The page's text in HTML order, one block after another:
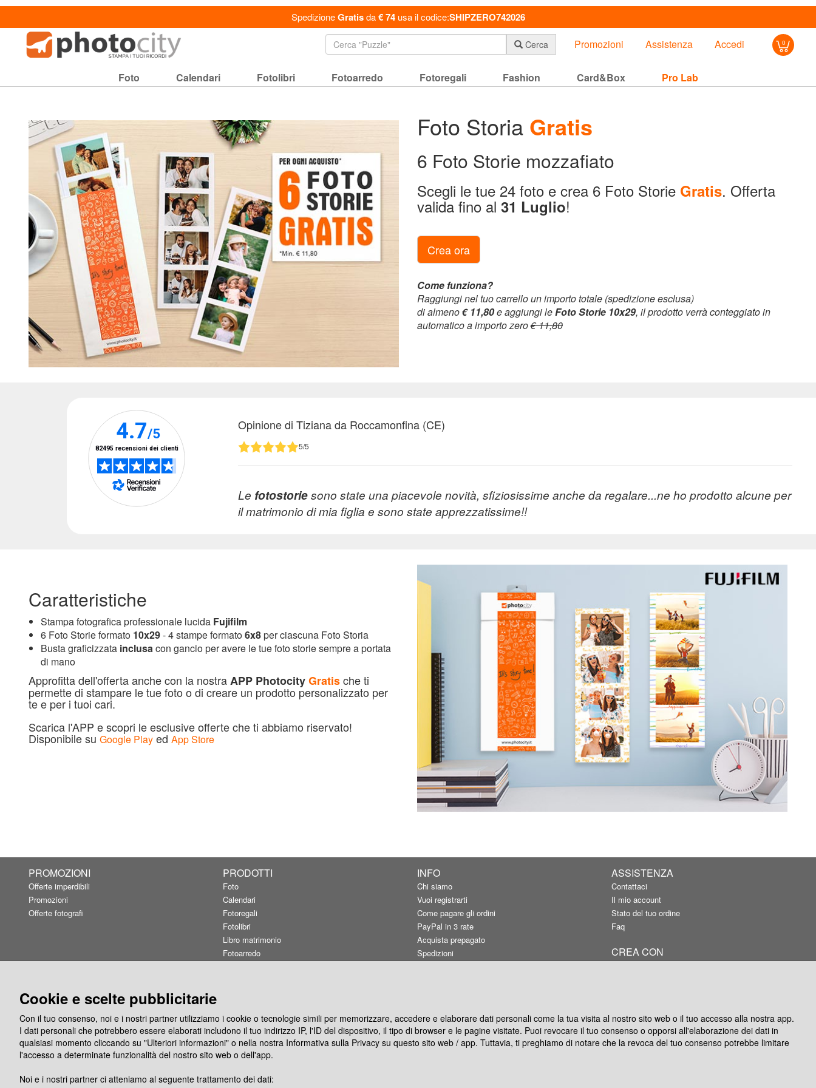
SpedizioneGratisda€ 74usa il codice:SHIPZERO742026
Cerca Promozioni Assistenza Accedi 0
Foto Calendari Fotolibri Fotoarredo Fotoregali Fashion Card&Box Pro Lab
Foto Storia Gratis
6 Foto Storie mozzafiato
Scegli le tue 24 foto e crea 6 Foto Storie Gratis. Offerta
valida fino al 31 Luglio!
Come funziona?
Raggiungi nel tuo carrello un importo totale (spedizione esclusa)
di almeno€ 11,80e aggiungi leFoto Storie 10x29, il prodotto verrà conteggiato in
automatico a importo zero€ 11,80
Opinione di Tiziana da Roccamonfina (CE)
5/5
Le fotostoriesono state una piacevole novità, sfiziosissime anche da regalare...ne ho prodotto alcune per
il matrimonio di mia figlia e sono state apprezzatissime!!
Caratteristiche
Stampa fotografica professionale lucida Fujifilm
6 Foto Storie formato 10x29- 4 stampe formato6x8per ciascuna Foto Storia
Busta graficizzata inclusacon gancio per avere le tue foto storie sempre a portata
di mano
Approfitta dell'offerta anche con la nostraAPP PhotocityGratische ti
permette di stampare le tue foto o di creare un prodotto personalizzato per
te e per i tuoi cari.
Scarica l'APP e scopri le esclusive offerte che ti abbiamo riservato!
Disponibile su Google Play ed App Store
PROMOZIONI
Offerte imperdibili
Promozioni
Offerte fotografi
PRODOTTI
Foto
Calendari
Fotoregali
Fotolibri
Libro matrimonio
Fotoarredo
INFO
Chi siamo
Vuoi registrarti
Come pagare gli ordini
PayPal in 3 rate
Acquista prepagato
Spedizioni
Informativa privacy
Preferenze cookie
Co-marketing
ASSISTENZA
Contattaci
Il mio account
Stato del tuo ordine
Faq
CREA CON
APP Android
Cookie e scelte pubblicitarie
Con il tuo consenso, noi e i nostri partner utilizziamo i cookie o tecnologie simili per memorizzare, accedere e elaborare dati personali come la tua visita al nostro sito web o il tuo accesso alla nostra app.
I dati personali che potrebbero essere elaborati includono il tuo indirizzo IP, l'ID del dispositivo, il tipo di browser e le pagine visitate. Puoi revocare il tuo consenso o opporsi all'elaborazione dei dati in
qualsiasi momento cliccando su "Ulteriori informazioni" o nella nostra Informativa sulla Privacy su questo sito web / app. Tuttavia, ti preghiamo di notare che la revoca del tuo consenso potrebbe limitare
l'accesso a determinate funzionalità del nostro sito web o dell'app.
Noi e i nostri partner ci atteniamo al seguente trattamento dei dati: